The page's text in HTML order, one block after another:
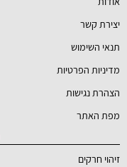
יצירת קשר
תנאי השימוש
מדיניות הפרטיות
הצהרת נגישות
מפת האתר
זיהוי חרקים